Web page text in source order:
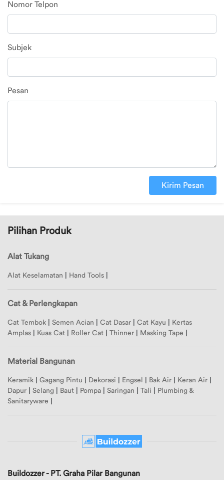
Edit Profil
Alamat
Nomor Telpon
Subjek
Pesan
Kirim Pesan
Pilihan Produk
Alat Tukang
Alat Keselamatan Hand Tools
Cat & Perlengkapan
Cat Tembok Semen Acian Cat Dasar Cat Kayu
Kertas
Amplas
Kuas Cat Roller Cat Thinner Masking Tape
Material Bangunan
Keramik Gagang Pintu Dekorasi Engsel Bak Air Keran Air
Dapur
Selang Baut Pompa Saringan Tali
Plumbing &
Sanitaryware
Buildozzer - PT. Graha Pilar Bangunan